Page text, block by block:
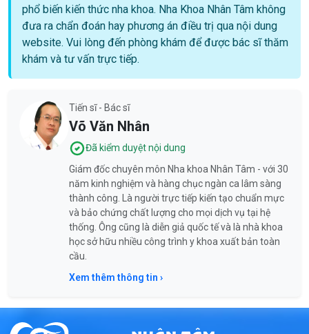
phổ biến kiến thức nha khoa. Nha Khoa Nhân Tâm không
đưa ra chẩn đoán hay phương án điều trị qua nội dung
website. Vui lòng đến phòng khám để được bác sĩ thăm
khám và tư vấn trực tiếp.
Tiến sĩ - Bác sĩ
Võ Văn Nhân
Đã kiểm duyệt nội dung
Giám đốc chuyên môn Nha khoa Nhân Tâm - với 30
năm kinh nghiệm và hàng chục ngàn ca lâm sàng
thành công. Là người trực tiếp kiến tạo chuẩn mực
và bảo chứng chất lượng cho mọi dịch vụ tại hệ
thống. Ông cũng là diễn giả quốc tế và là nhà khoa
học sở hữu nhiều công trình y khoa xuất bản toàn
cầu.
Xem thêm thông tin ›